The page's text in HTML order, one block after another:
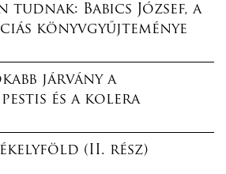
tudnak: Babics József, a
könyvgyűjteménye
járvány a
és a kolera
(II. rész)